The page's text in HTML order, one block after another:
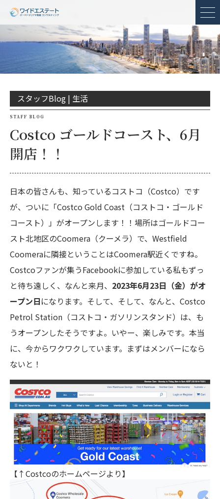
メ
スタッフBlog | 生活
STAFF BLOG
Costco ゴールドコースト、6月
開店！！
日本の皆さんも、知っているコストコ（Costco）です
が、ついに「Costco Gold Coast（コストコ・ゴールド
コースト）」がオープンします！！場所はゴールドコー
スト北地区のCoomera（クーメラ）で、Westfield
Coomeraに隣接ということはCoomera駅近くですね。
Costcoファンが集うFacebookに参加している私もずっ
と待ち遠しく、なんと来月、 2023年6月23日（金）がオ
ープン日になります。そして、そして、なんと、Costco
Petrol Station（コストコ・ガソリンスタンド）は、も
うオープンしたそうですよ。いやー、楽しみです。本当
に、今からワクワクしています。まずはメンバーになら
ないと！
【↑Costcoのホームページより】